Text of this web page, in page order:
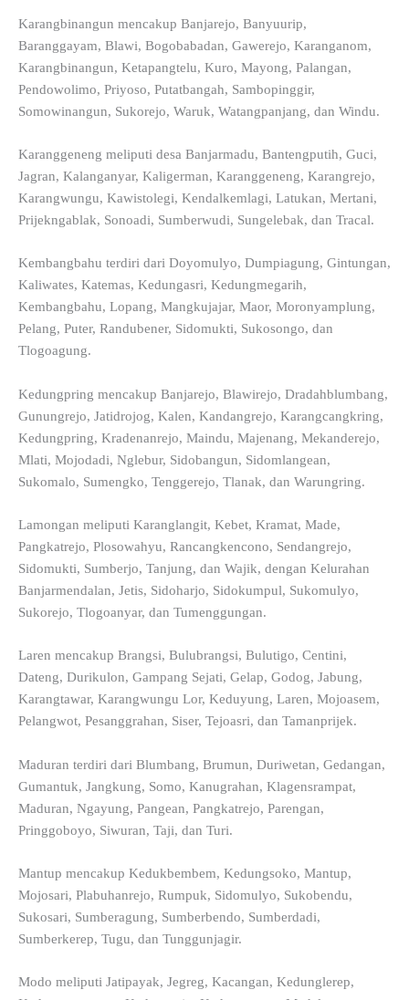
Karangbinangun mencakup Banjarejo, Banyuurip,
Baranggayam, Blawi, Bogobabadan, Gawerejo, Karanganom,
Karangbinangun, Ketapangtelu, Kuro, Mayong, Palangan,
Pendowolimo, Priyoso, Putatbangah, Sambopinggir,
Somowinangun, Sukorejo, Waruk, Watangpanjang, dan Windu.
Karanggeneng meliputi desa Banjarmadu, Bantengputih, Guci,
Jagran, Kalanganyar, Kaligerman, Karanggeneng, Karangrejo,
Karangwungu, Kawistolegi, Kendalkemlagi, Latukan, Mertani,
Prijekngablak, Sonoadi, Sumberwudi, Sungelebak, dan Tracal.
Kembangbahu terdiri dari Doyomulyo, Dumpiagung, Gintungan,
Kaliwates, Katemas, Kedungasri, Kedungmegarih,
Kembangbahu, Lopang, Mangkujajar, Maor, Moronyamplung,
Pelang, Puter, Randubener, Sidomukti, Sukosongo, dan
Tlogoagung.
Kedungpring mencakup Banjarejo, Blawirejo, Dradahblumbang,
Gunungrejo, Jatidrojog, Kalen, Kandangrejo, Karangcangkring,
Kedungpring, Kradenanrejo, Maindu, Majenang, Mekanderejo,
Mlati, Mojodadi, Nglebur, Sidobangun, Sidomlangean,
Sukomalo, Sumengko, Tenggerejo, Tlanak, dan Warungring.
Lamongan meliputi Karanglangit, Kebet, Kramat, Made,
Pangkatrejo, Plosowahyu, Rancangkencono, Sendangrejo,
Sidomukti, Sumberjo, Tanjung, dan Wajik, dengan Kelurahan
Banjarmendalan, Jetis, Sidoharjo, Sidokumpul, Sukomulyo,
Sukorejo, Tlogoanyar, dan Tumenggungan.
Laren mencakup Brangsi, Bulubrangsi, Bulutigo, Centini,
Dateng, Durikulon, Gampang Sejati, Gelap, Godog, Jabung,
Karangtawar, Karangwungu Lor, Keduyung, Laren, Mojoasem,
Pelangwot, Pesanggrahan, Siser, Tejoasri, dan Tamanprijek.
Maduran terdiri dari Blumbang, Brumun, Duriwetan, Gedangan,
Gumantuk, Jangkung, Somo, Kanugrahan, Klagensrampat,
Maduran, Ngayung, Pangean, Pangkatrejo, Parengan,
Pringgoboyo, Siwuran, Taji, dan Turi.
Mantup mencakup Kedukbembem, Kedungsoko, Mantup,
Mojosari, Plabuhanrejo, Rumpuk, Sidomulyo, Sukobendu,
Sukosari, Sumberagung, Sumberbendo, Sumberdadi,
Sumberkerep, Tugu, dan Tunggunjagir.
Modo meliputi Jatipayak, Jegreg, Kacangan, Kedunglerep,